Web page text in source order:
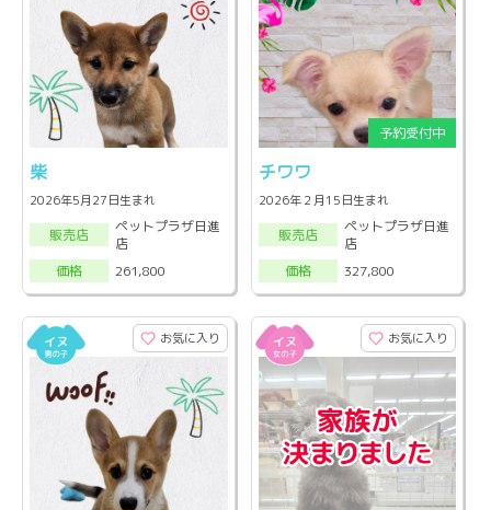
柴
2026年5月27日生まれ
販売店
ペットプラザ日進
店
価格
261,800
チワワ
2026年２月15日生まれ
販売店
ペットプラザ日進
店
価格
327,800
お気に入り お気に入り